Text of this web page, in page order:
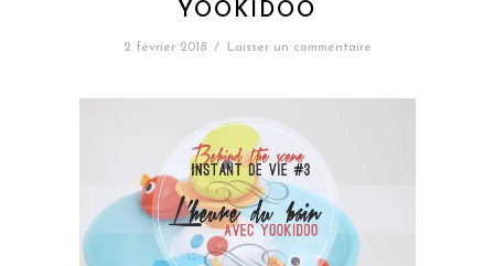
YOOKIDOO
2 février 2018 / Laisser un commentaire